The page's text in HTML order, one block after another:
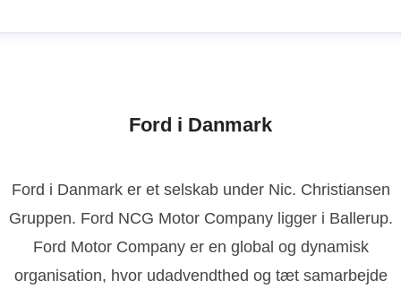
Ford i Danmark
Ford i Danmark er et selskab under Nic. Christiansen
Gruppen. Ford NCG Motor Company ligger i Ballerup.
Ford Motor Company er en global og dynamisk
organisation, hvor udadvendthed og tæt samarbejde